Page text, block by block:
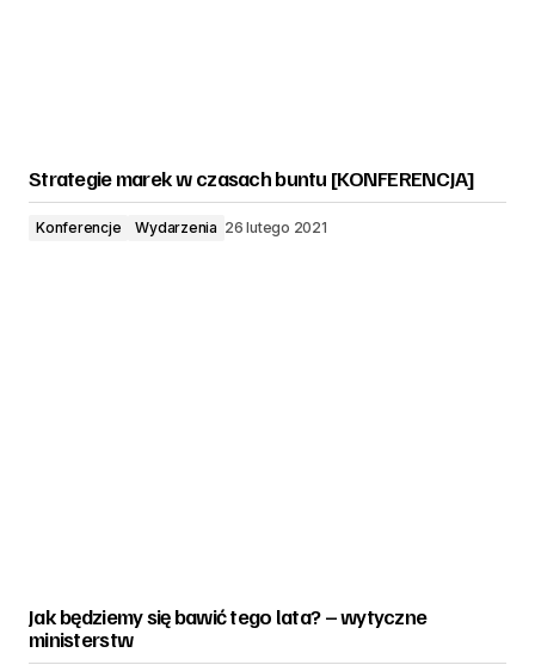
Strategie marek w czasach buntu [KONFERENCJA]
Konferencje Wydarzenia 26 lutego 2021
Jak będziemy się bawić tego lata? – wytyczne
ministerstw